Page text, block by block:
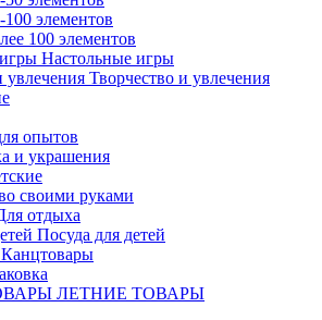
элементов
100 элементов
Настольные игры
Творчество и увлечения
опытов
и украшения
своими руками
отдыха
Посуда для детей
Канцтовары
ЛЕТНИЕ ТОВАРЫ